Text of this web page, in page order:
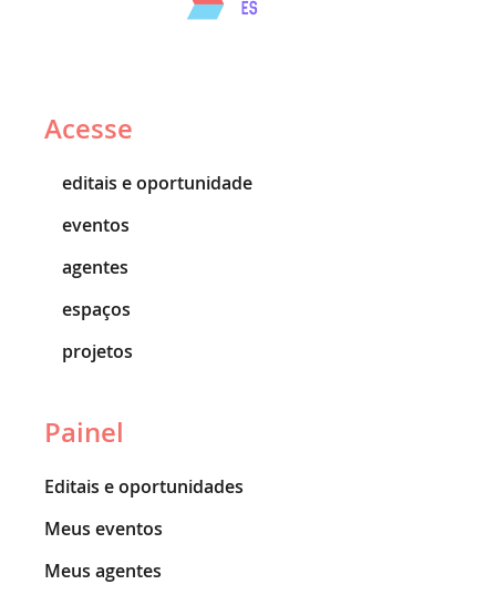
Acesse
editais e oportunidade
eventos
agentes
espaços
projetos
Painel
Editais e oportunidades
Meus eventos
Meus agentes